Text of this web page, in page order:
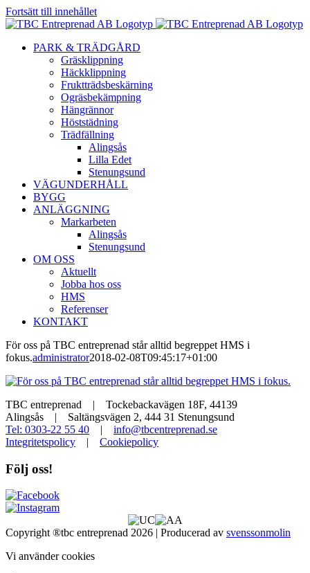
Fortsätt till innehållet
PARK & TRÄDGÅRD
Gräsklippning
Häckklippning
Fruktträdsbeskärning
Ogräsbekämpning
Hängrännor
Höststädning
Trädfällning
Alingsås
Lilla Edet
Stenungsund
VÄGUNDERHÅLL
BYGG
ANLÄGGNING
Markarbeten
Alingsås
Stenungsund
OM OSS
Aktuellt
Jobba hos oss
HMS
Referenser
KONTAKT
För oss på TBC entreprenad står alltid begreppet HMS i
fokus.administrator2018-02-08T09:45:17+01:00
TBC entreprenad | Tockebackavägen 18F, 44139
Alingsås | Saltängsvägen 2, 444 31 Stenungsund
Tel: 0303-22 55 40 | info@tbcentreprenad.se
Integritetspolicy | Cookiepolicy
Följ oss!
Copyright ®tbc entreprenad 2026 | Producerad av svenssonmolin
Vi använder cookies